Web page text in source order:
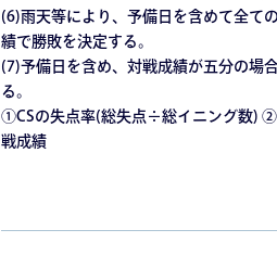
(6)雨天等により、予備日を含めて全て
績で勝敗を決定する。
(7)予備日を含め、対戦成績が五分の場
る。
①CSの失点率(総失点÷総イニング数)
戦成績